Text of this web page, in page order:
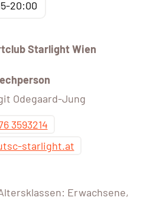
20:00
Starlight Wien
Odegaard-Jung
3593214
starlight.at
Erwachsene,